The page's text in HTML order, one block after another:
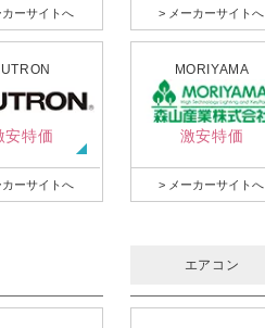
ーサイトへ > メーカーサイトへ
安特価
ーサイトへ
MORIYAMA
激安特価
> メーカーサイトへ
エアコン